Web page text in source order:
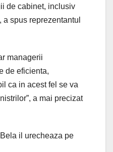
de cabinet, inclusiv
a spus reprezentantul
managerii
de eficienta,
ca in acest fel se va
a mai precizat
il urecheaza pe